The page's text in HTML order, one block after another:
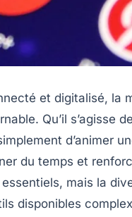
et digitalisé, la
Qu’il s’agisse
d’animer
du temps et
mais la
disponibles